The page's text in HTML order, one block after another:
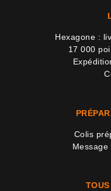
Hexagone :
17 000
Colis